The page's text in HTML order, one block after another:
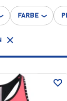
FARBE